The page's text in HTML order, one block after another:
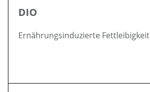
DIO
Ernährungsinduzierte Fettleibigkeit